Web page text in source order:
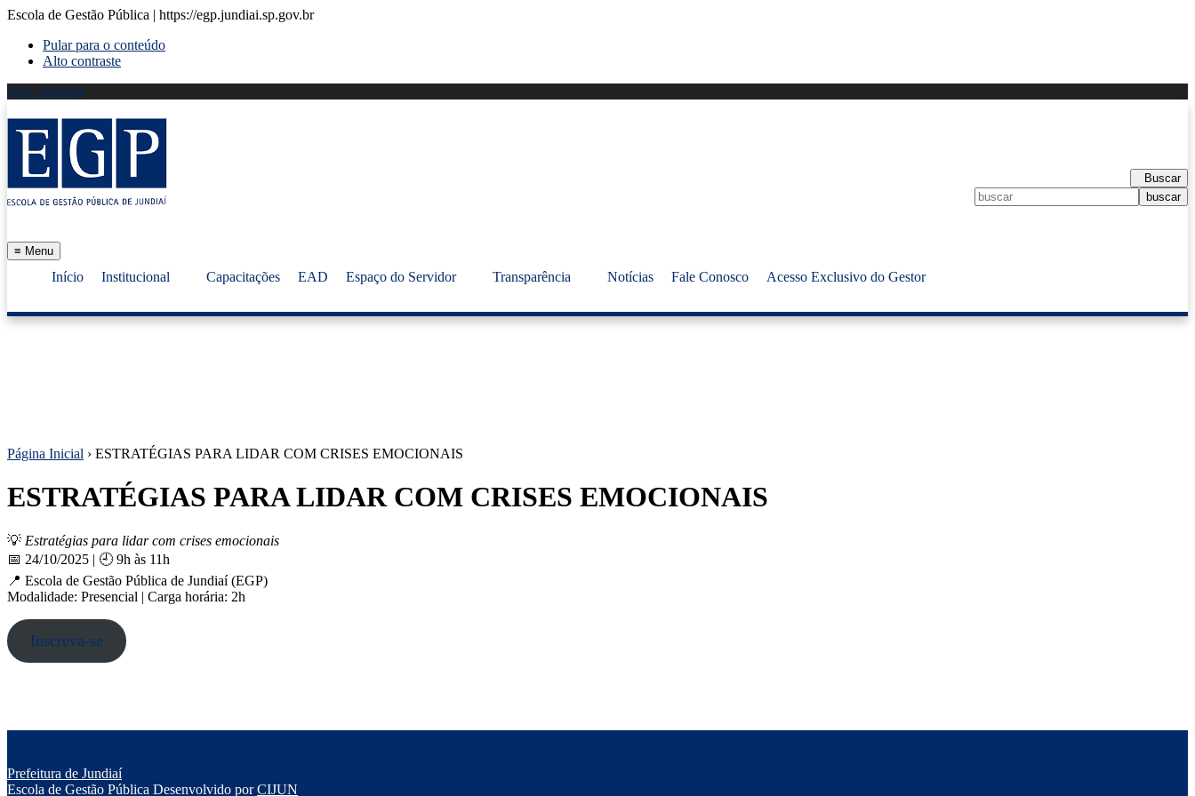
Escola de Gestão Pública | https://egp.jundiai.sp.gov.br
Pular para o conteúdo
Alto contraste
Alto contraste
≡ Menu
Início Institucional Capacitações EAD Espaço do Servidor Transparência Notícias Fale Conosco Acesso Exclusivo do Gestor
Buscar
Página Inicial › ESTRATÉGIAS PARA LIDAR COM CRISES EMOCIONAIS
ESTRATÉGIAS PARA LIDAR COM CRISES EMOCIONAIS
💡 Estratégias para lidar com crises emocionais
📅 24/10/2025 | 🕘 9h às 11h
📍 Escola de Gestão Pública de Jundiaí (EGP)
Modalidade: Presencial | Carga horária: 2h
Inscreva-se
Prefeitura de Jundiaí
Escola de Gestão Pública Desenvolvido porCIJUN